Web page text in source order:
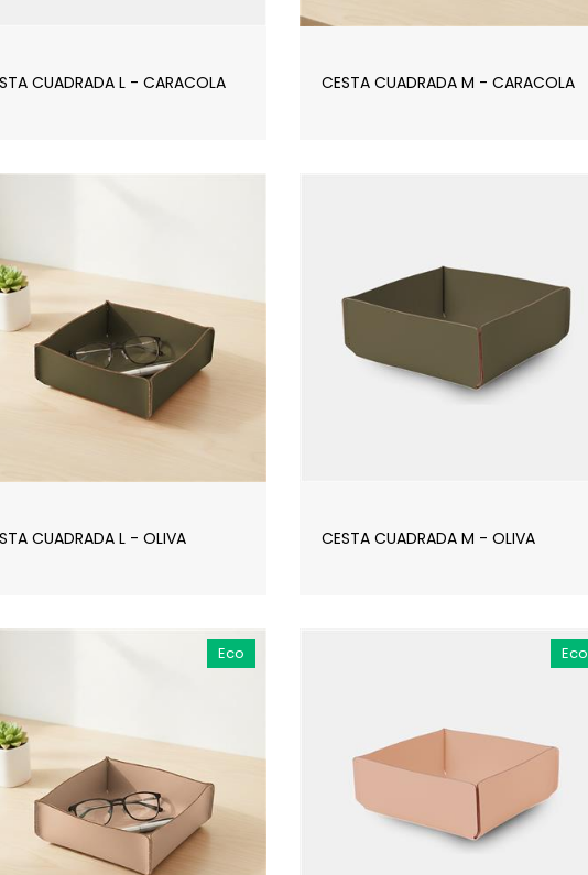
CUADRADA L - CARACOLA CESTA CUADRADA M - CARACOLA
CUADRADA L - OLIVA CESTA CUADRADA M - OLIVA
Eco Eco